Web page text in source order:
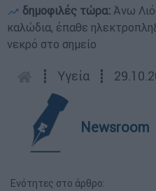
δημοφιλές τώρα: Άνω
καλώδια, έπαθε
νεκρό στο σημείο
┋ Υγεία ┋
Newsroom
Ενότητες στο άρθρο: